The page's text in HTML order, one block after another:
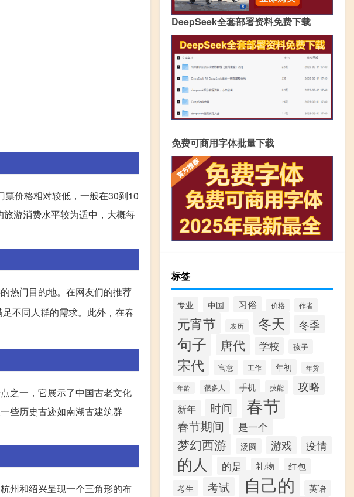
价格相对较低，一般在30到10
游消费水平较为适中，大概每
热门目的地。在网友们的推荐
不同人群的需求。此外，在春
之一，它展示了中国古老文化
些历史古迹如南湖古建筑群
州和绍兴呈现一个三角形的布
DeepSeek全套部署资料免费下载
免费可商用字体批量下载
标签
专业 中国 习俗 价格 作者
元宵节 农历 冬天 冬季
句子 唐代 学校 孩子
宋代 寓意 工作 年初 年货
年龄 很多人 手机 技能 攻略
新年 时间 春节
春节期间 是一个
梦幻西游 汤圆 游戏 疫情
的人 的是 礼物
红包
考生
考试 自己的 英语